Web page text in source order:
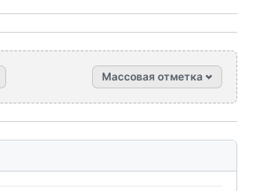
Массовая отметка